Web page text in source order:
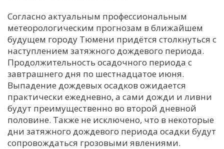
М
Н
У
Х
Ч
Согласно актуальным профессиональным
метеорологическим прогнозам в ближайшем
будущем городу Тюмени придётся столкнуться с
наступлением затяжного дождевого периода.
Продолжительность осадочного периода с
завтрашнего дня по шестнадцатое июня.
Выпадение дождевых осадков ожидается
практически ежедневно, а сами дожди и ливни
будут преимущественно во второй дневной
половине. Также не исключено, что в некоторые
дни затяжного дождевого периода осадки будут
сопровождаться грозовыми явлениями.